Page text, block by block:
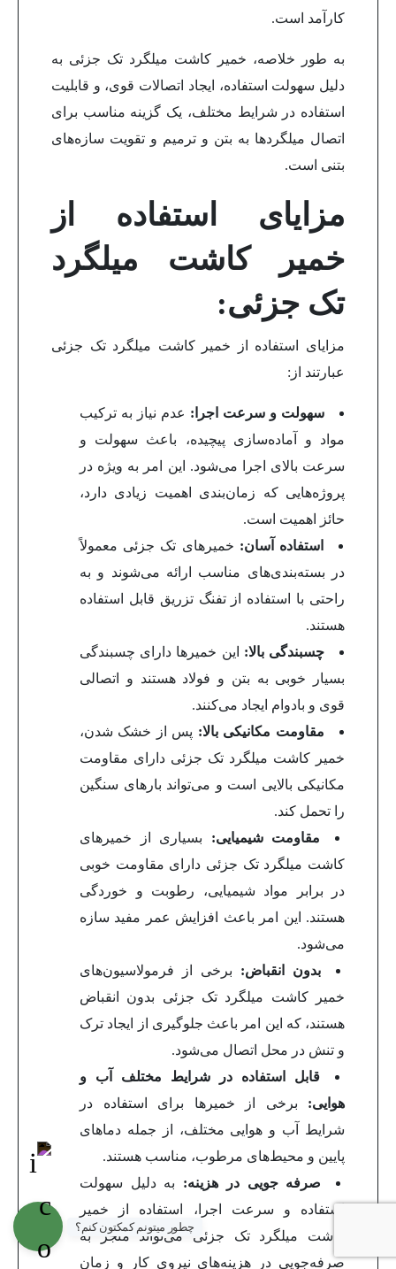
کارآمد است.
به طور خلاصه، خمیر کاشت میلگرد تک جزئی به
دلیل سهولت استفاده، ایجاد اتصالات قوی، و قابلیت
استفاده در شرایط مختلف، یک گزینه مناسب برای
اتصال میلگردها به بتن و ترمیم و تقویت سازه‌های
بتنی است.
مزایای استفاده از
خمیر کاشت میلگرد
تک جزئی:
مزایای استفاده از خمیر کاشت میلگرد تک جزئی
عبارتند از:
سهولت و سرعت اجرا: عدم نیاز به ترکیب
مواد و آماده‌سازی پیچیده، باعث سهولت و
سرعت بالای اجرا می‌شود. این امر به ویژه در
پروژه‌هایی که زمان‌بندی اهمیت زیادی دارد،
حائز اهمیت است.
استفاده آسان: خمیرهای تک جزئی معمولاً
در بسته‌بندی‌های مناسب ارائه می‌شوند و به
راحتی با استفاده از تفنگ تزریق قابل استفاده
هستند.
چسبندگی بالا: این خمیرها دارای چسبندگی
بسیار خوبی به بتن و فولاد هستند و اتصالی
قوی و بادوام ایجاد می‌کنند.
مقاومت مکانیکی بالا: پس از خشک شدن،
خمیر کاشت میلگرد تک جزئی دارای مقاومت
مکانیکی بالایی است و می‌تواند بارهای سنگین
را تحمل کند.
مقاومت شیمیایی: بسیاری از خمیرهای
کاشت میلگرد تک جزئی دارای مقاومت خوبی
در برابر مواد شیمیایی، رطوبت و خوردگی
هستند. این امر باعث افزایش عمر مفید سازه
می‌شود.
بدون انقباض: برخی از فرمولاسیون‌های
خمیر کاشت میلگرد تک جزئی بدون انقباض
هستند، که این امر باعث جلوگیری از ایجاد ترک
و تنش در محل اتصال می‌شود.
قابل استفاده در شرایط مختلف آب و
هوایی: برخی از خمیرها برای استفاده در
شرایط آب و هوایی مختلف، از جمله دماهای
پایین و محیط‌های مرطوب، مناسب هستند.
صرفه جویی در هزینه: به دلیل سهولت
استفاده و سرعت اجرا، استفاده از خمیر
کاشت میلگرد تک جزئی می‌تواند منجر به
صرفه‌جویی در هزینه‌های نیروی کار و زمان
چطور میتونم کمکتون کنم؟